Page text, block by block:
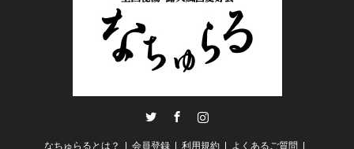
なちゅらるとは？ 会員登録 利用規約 よくあるご質問